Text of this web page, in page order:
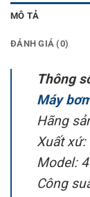
MÔ TẢ
ĐÁNH GIÁ (0)
Thông
Máy
Hãng
Xuất xứ:
Model:
Công